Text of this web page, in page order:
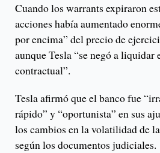
Cuando los warrants expiraron
acciones había aumentado
por encima” del precio de
aunque Tesla “se negó a
contractual”.
Tesla afirmó que el banco fue
rápido” y “oportunista” en sus
los cambios en la volatilidad de
según los documentos judiciales.